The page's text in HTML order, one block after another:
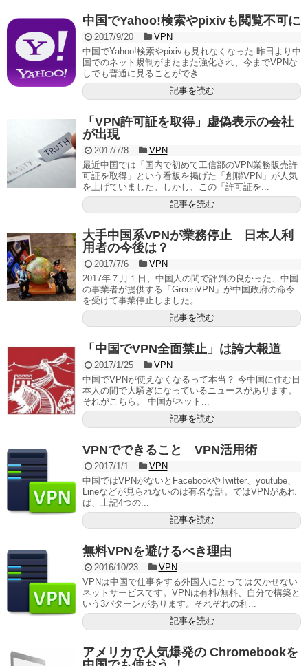
中国でYahoo!検索やpixivも閲覧不可に
2017/9/20
VPN
中国でYahoo!検索やpixivも見れなくなった 昨日より中
国でのネット規制がまたまた強化され、今までVPNな
しでも普通に見ることができ...
記事を読む
「VPN許可証を取得」虚偽表示の会社
が出現
2017/7/8
VPN
最近中国では「国内で初めて工信部のVPN業務販売許
可証を取得」という看板を掲げた「創聯VPN」が人気
を上げていました。しかし、この「許可証を...
記事を読む
大手中国系VPNが業務停止 日本人利
用者の今後は？
2017/7/6
VPN
2017年７月１日、中国人の間で評判の良かった、中国
の事業者が提供する「GreenVPN」が中国政府の命令
を受けて事業停止しました。...
記事を読む
「中国でVPN全面禁止」は誇大報道
2017/1/25
VPN
中国でVPNが使えなくなるって本当？ 今中国に住む日
本人の間で大騒ぎになっているニュースがあります。
それがこちら。 中国がネット...
記事を読む
VPNでできること VPN活用術
2017/1/1
VPN
中国ではVPNがないとFacebookやTwitter、youtube、
Lineなどが見られないのは有名な話。ではVPNがあれ
ば、上記4つの...
記事を読む
無料VPNを避けるべき理由
2016/10/23
VPN
VPNは中国で仕事をする外国人にとっては欠かせない
ネットサービスです。VPNは有料/無料、自分で構築と
いう3パターンがあります。それぞれの利...
記事を読む
アメリカで人気爆発の Chromebookを